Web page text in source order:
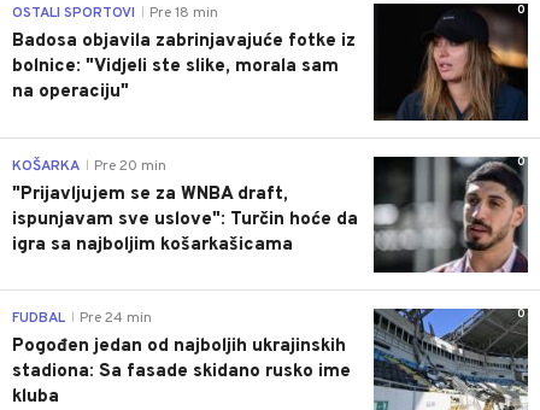
0
OSTALI SPORTOVI Pre 18 min
Badosa objavila zabrinjavajuće fotke iz
bolnice: "Vidjeli ste slike, morala sam
na operaciju"
0
KOŠARKA Pre 20 min
"Prijavljujem se za WNBA draft,
ispunjavam sve uslove": Turčin hoće da
igra sa najboljim košarkašicama
0
FUDBAL Pre 24 min
Pogođen jedan od najboljih ukrajinskih
stadiona: Sa fasade skidano rusko ime
kluba